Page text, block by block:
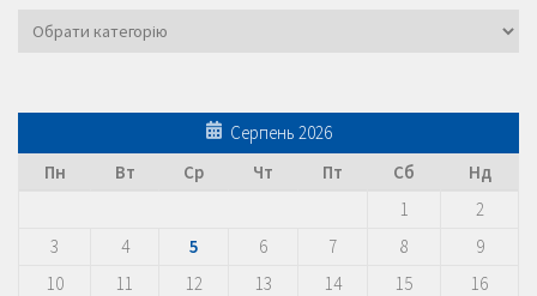
Категорії
Серпень 2026
Пн
Вт Ср Чт Пт Сб
Нд
1
2
3
4 5 6 7 8
9
10
11 12 13 14 15
16